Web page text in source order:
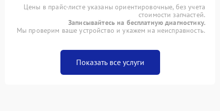
Цены в прайс-листе указаны ориентировочные, без учета
стоимости запчастей.
Записывайтесь на бесплатную диагностику.
Мы проверим ваше устройство и укажем на неисправность.
Показать все услуги